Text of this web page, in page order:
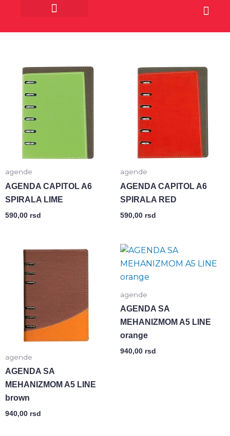
Cart
agende
AGENDA CAPITOL A6
SPIRALA LIME
590,00 rsd
agende
AGENDA CAPITOL A6
SPIRALA RED
590,00 rsd
agende
AGENDA SA
MEHANIZMOM A5 LINE
brown
940,00 rsd
agende
AGENDA SA
MEHANIZMOM A5 LINE
orange
940,00 rsd